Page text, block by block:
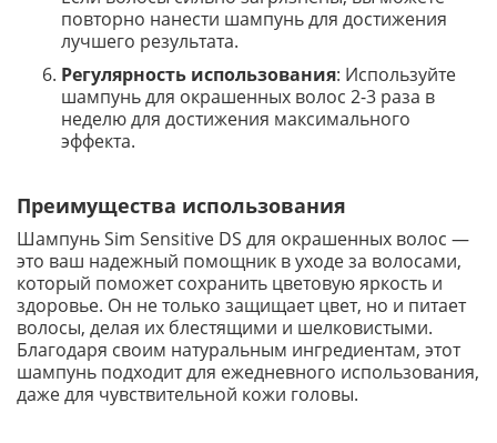
повторно нанести шампунь для достижения
лучшего результата.
Регулярность использования: Используйте
шампунь для окрашенных волос 2-3 раза в
неделю для достижения максимального
эффекта.
Преимущества использования
Шампунь Sim Sensitive DS для окрашенных волос —
это ваш надежный помощник в уходе за волосами,
который поможет сохранить цветовую яркость и
здоровье. Он не только защищает цвет, но и питает
волосы, делая их блестящими и шелковистыми.
Благодаря своим натуральным ингредиентам, этот
шампунь подходит для ежедневного использования,
даже для чувствительной кожи головы.